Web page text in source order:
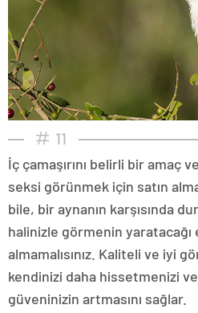
11
İç çamaşırını belirli bir amaç
seksi görünmek için satın
bile, bir aynanın karşısında
halinizle görmenin
almamalısınız. Kaliteli ve iyi
kendinizi daha hissetmenizi
güveninizin artmasını sağlar.